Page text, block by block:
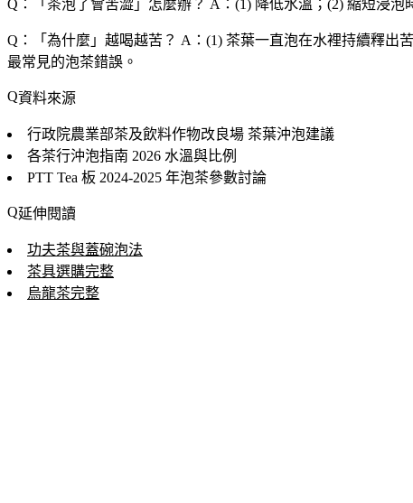
Q：「 茶泡了會苦澀 」怎麼辦？ A：(1) 降低水溫；(2) 縮短浸泡
Q：「 為什麼 」越喝越苦？ A：(1) 茶葉一直泡在水裡持續釋出
最常見的泡茶錯誤。
資料來源
行政院農業部茶及飲料作物改良場 茶葉沖泡建議
各茶行沖泡指南 2026 水溫與比例
PTT Tea 板 2024-2025 年泡茶參數討論
延伸閱讀
功夫茶與蓋碗泡法
茶具選購完整
烏龍茶完整